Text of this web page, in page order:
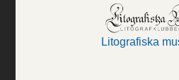
Litografiska